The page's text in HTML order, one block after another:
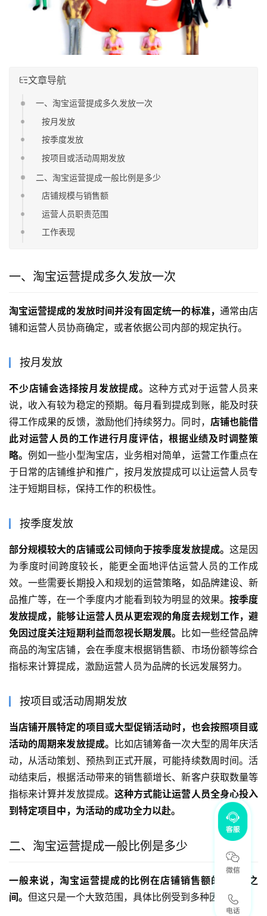
文章导航
一、淘宝运营提成多久发放一次
按月发放
按季度发放
按项目或活动周期发放
二、淘宝运营提成一般比例是多少
店铺规模与销售额
运营人员职责范围
工作表现
一、淘宝运营提成多久发放一次
淘宝运营提成的发放时间并没有固定统一的标准， 通常由店
铺和运营人员协商确定，或者依据公司内部的规定执行。
按月发放
不少店铺会选择按月发放提成。 这种方式对于运营人员来
说，收入有较为稳定的预期。每月看到提成到账，能及时获
得工作成果的反馈，激励他们持续努力。同时， 店铺也能借
此对运营人员的工作进行月度评估，根据业绩及时调整策
略。例如一些小型淘宝店，业务相对简单，运营工作重点在
于日常的店铺维护和推广，按月发放提成可以让运营人员专
注于短期目标，保持工作的积极性。
按季度发放
部分规模较大的店铺或公司倾向于按季度发放提成。 这是因
为季度时间跨度较长，能更全面地评估运营人员的工作成
效。一些需要长期投入和规划的运营策略，如品牌建设、新
品推广等，在一个季度内才能看到较为明显的效果。 按季度
发放提成，能够让运营人员从更宏观的角度去规划工作，避
免因过度关注短期利益而忽视长期发展。 比如一些经营品牌
商品的淘宝店铺，会在季度末根据销售额、市场份额等综合
指标来计算提成，激励运营人员为品牌的长远发展努力。
按项目或活动周期发放
当店铺开展特定的项目或大型促销活动时，也会按照项目或
活动的周期来发放提成。 比如店铺筹备一次大型的周年庆活
动，从活动策划、预热到正式开展，可能持续数周时间。活
动结束后，根据活动带来的销售额增长、新客户获取数量等
指标来计算并发放提成。 这种方式能让运营人员全身心投入
到特定项目中，为活动的成功全力以赴。
二、淘宝运营提成一般比例是多少
一般来说，淘宝运营提成的比例在店铺销售额的 1-5%之
间。 但这只是一个大致范围，具体比例受到多种因素影响。